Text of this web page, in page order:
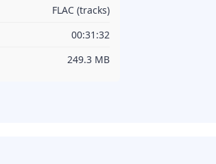
FLAC (tracks)
00:31:32
249.3 MB